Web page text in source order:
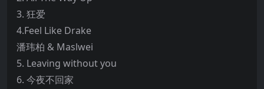
3. 狂爱
4.Feel Like Drake
潘玮柏 & Maslwei
5. Leaving without you
6. 今夜不回家